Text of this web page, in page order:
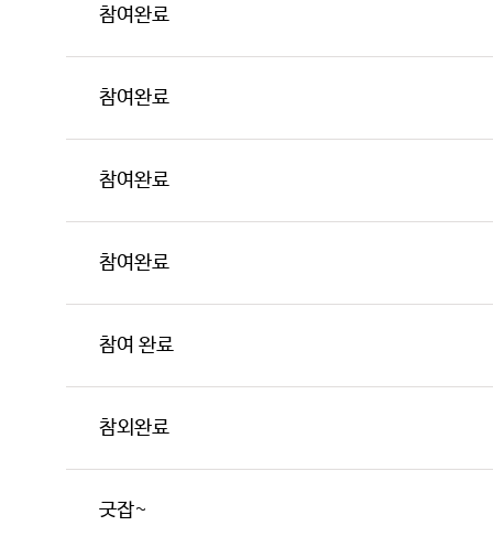
참여완료
참여완료
참여완료
참여완료
참여 완료
참외완료
굿잡~